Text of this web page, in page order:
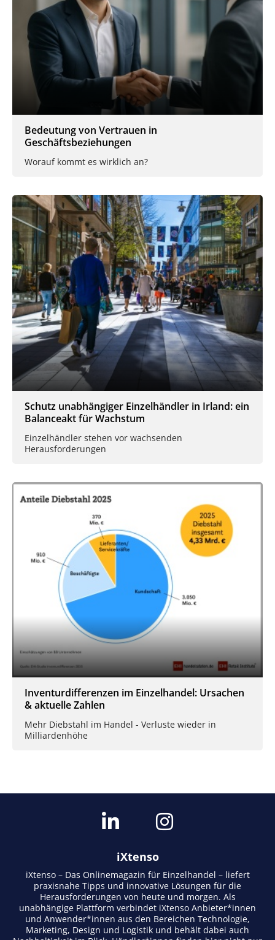
Bedeutung von Vertrauen in
Geschäftsbeziehungen
Worauf kommt es wirklich an?
Schutz unabhängiger Einzelhändler in Irland: ein
Balanceakt für Wachstum
Einzelhändler stehen vor wachsenden
Herausforderungen
Inventurdifferenzen im Einzelhandel: Ursachen
& aktuelle Zahlen
Mehr Diebstahl im Handel - Verluste wieder in
Milliardenhöhe
iXtenso
iXtenso – Das Onlinemagazin für Einzelhandel – liefert
praxisnahe Tipps und innovative Lösungen für die
Herausforderungen von heute und morgen. Als
unabhängige Plattform verbindet iXtenso Anbieter*innen
und Anwender*innen aus den Bereichen Technologie,
Marketing, Design und Logistik und behält dabei auch